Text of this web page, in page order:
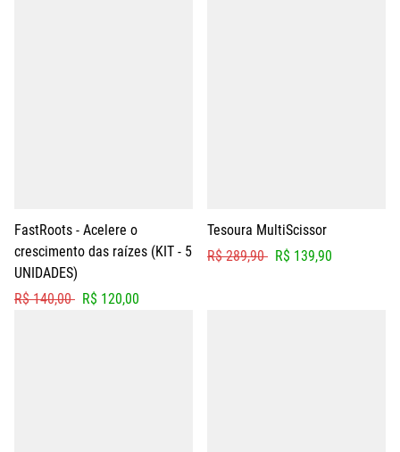
FastRoots - Acelere o
crescimento das raízes (KIT - 5
UNIDADES)
R$ 140,00 R$ 120,00
Tesoura MultiScissor
R$ 289,90 R$ 139,90